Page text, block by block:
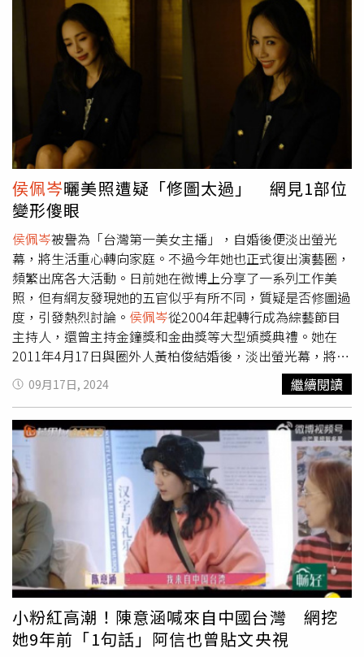
衣櫥、胡可、酒妹妹等也在30分鐘內成交破億。李佳琦在雙
11直播間活動，5分鐘成交破億元人民幣。（圖／翻攝自淘
寶直播）去年稱霸直播帶貨界、在台灣有不少粉絲的瘋狂小
楊哥則中箭落馬，9月賣月餅時捲入假貨風波，後續又牽涉
桃色醜聞，人設崩壞，也因此被停業。陸媒也發現，今年雙
11期間，大多數頭部主播們不再像往年那樣高調發佈業績宣
傳，選擇「悶聲發大財」，就是怕棒打出頭鳥，被官方盯
上。為完成政府促進消費的任務、且不能「低價內捲」，電
商龍頭補貼都要花在刀口上，直接給商家與消費者，不再花
錢做煙火式的宣傳，做好售後服務、升級運費險等，淘寶甚
至跟過去的敵人聯手，除了自家的支付寶付帳，今年也可以
微信支付。仿效大陸的直播帶貨，台灣的電商平台富邦媒和
東森也都在2023年起分別打造「主題直播間」與「東森直
播Channel 5」，但看來不太容易。momo剛在9月11日找
來金牌國手李洋上「11超級直播日」，吸引約6萬人次觀
看、卻沒公布銷售成績；今年「雙11直播晚會」，由四金影
后林美秀、主持人葉欣眉，以及首度登上momo的直播天后
「丟丟妹」接力跟觀眾互動，成效有待觀察。林咚咚Sandy
坦言臉書直播帶貨很難賺。（圖／翻攝自林咚咚Sandy YT）
「撐不住了！Facebook臉書直播台倒閉慘賠200萬」，已
經做七年網路直播賣玩具、最高曾同時有千人觀看直播的林
咚咚Sandy，今年7月拍影片，訴說這兩年直播帶貨很難
做，只好改做團購。經濟部11月最新報告也提到，零售業者
近期經營困境主要為「價格競爭激烈，毛利偏低」，再來是
「原物料、物流等成本增加」和「勞動成本提高」。林咚咚
表示，以前的流量比較好衝，現在除非要花錢買人數，不然
衝不上去的，做下去都是在賠錢，過去直播電商的確可以用
幾萬元創業，但最近一兩年的業績每個月都在下滑，營收沒
增加、開銷一樣高，且「自從臉書有廣告贊助機制後，真的
很難做，我覺得現在還可以存活在FB上，還在做直播的，
真的很厲害。」
康。（圖／侯佩岑 IG）這個答案也讓 侯佩岑意識到，原來她
把媽媽擺在第一位，起初她還自豪是孝順的女兒，逐漸發現
這樣的關係是不健康的，「我用無形的內在誓言，把跟媽媽
的關係用枷鎖捆綁在了一起。會對彼此產生愧疚感和壓力，
於是母女間產生出很多有意識無意識、自己看不清楚、不願
意承認的壓力和矛盾。」甚至連後來結婚生子，
妻子、媽媽的角色，「都用枷鎖重重套牢綁成一塊，導致各
種不必要的焦慮和爭執因此產生。」
侯佩岑
坦言，自己活到
40歲才察覺這個問題，她開始學著將關係簡化，卸下角色定
位，單純的專注於我與這個個體的「關係」時，等於切斷了
枷鎖，過程中有些不習慣卻十分療癒。她開始學著愛自己，
同時也感到輕鬆許多，「至於人生價值排序，我目前的第一
位不再是誰誰誰誰，而是『關係』。」 侯佩岑省思自己與媽
媽的關係。（圖／侯佩岑 微博）
侯佩岑曬美照遭疑「修圖太過」 網見1部位
變形傻眼
侯佩岑被譽為「台灣第一美女主播」，自婚後便淡出螢光
幕，將生活重心轉向家庭。不過今年她也正式復出演藝圈，
頻繁出席各大活動。日前她在微博上分享了一系列工作美
照，但有網友發現她的五官似乎有所不同，質疑是否修圖過
度，引發熱烈討論。 侯佩岑從2004年起轉行成為綜藝節目
主持人，還曾主持金鐘獎和金曲獎等大型頒獎典禮。她在
2011年4月17日與圈外人黃柏俊結婚後，淡出螢光幕，將生
活重心轉向家庭。不過今年她正式復出演藝圈，頻繁參加各
大活動。 侯佩岑 近期參加了新綜藝節目《再見愛人4》的錄
製，積極重返螢光幕前，她也在16日於微博發布6張照片，
並寫下「北京的秋天真美」。然而有網友注意到侯佩岑的鼻
子看起來異常尖挺，幾乎呈現90度角，尤其在側面拍攝的照
片中更加明顯，「進廠維修了嗎？」、「鼻子看起來好
怪」、「修圖修太過了吧」，引發了熱烈討論。事實上，雖
然侯佩岑
儘管已46歲，身為兩個孩子的母親，但她的狀態依
然保持得非常好。對此她也透露，雖然年齡增長，但有努力
維持良好的狀態，希望能帶來更多正能量。侯佩岑表示，為
了保養肌膚，侯佩岑調整了飲食習慣。她避免吃油炸食物，
並每天喝一些蔬果汁，補充天然的維他命。她會自製「五青
汁」，使用青蘋果、小黃瓜、苦瓜、芹菜、薄荷葉或菠菜等
青綠色蔬果，放入果汁機或慢磨機中製作。
09月17日, 2024 繼續閱讀
小粉紅高潮！陳意涵喊來自中國台灣 網挖
她9年前「1句話」阿信也曾貼文央視